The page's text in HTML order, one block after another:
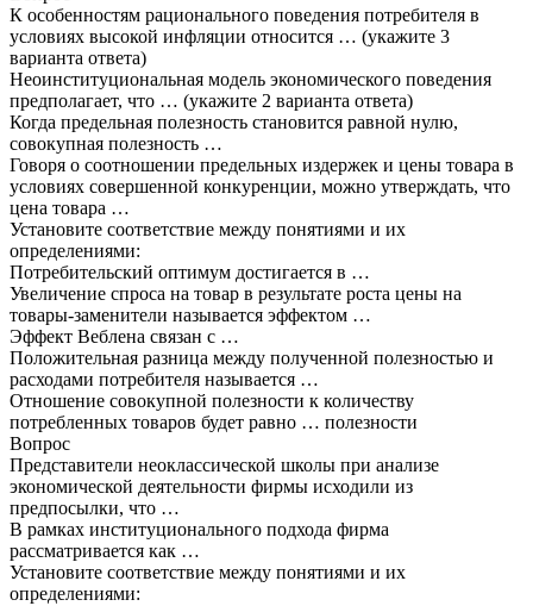
К особенностям рационального поведения потребителя в
условиях высокой инфляции относится … (укажите 3
варианта ответа)
Неоинституциональная модель экономического поведения
предполагает, что … (укажите 2 варианта ответа)
Когда предельная полезность становится равной нулю,
совокупная полезность …
Говоря о соотношении предельных издержек и цены товара в
условиях совершенной конкуренции, можно утверждать, что
цена товара …
Установите соответствие между понятиями и их
определениями:
Потребительский оптимум достигается в …
Увеличение спроса на товар в результате роста цены на
товары-заменители называется эффектом …
Эффект Веблена связан с …
Положительная разница между полученной полезностью и
расходами потребителя называется …
Отношение совокупной полезности к количеству
потребленных товаров будет равно … полезности
Вопрос
Представители неоклассической школы при анализе
экономической деятельности фирмы исходили из
предпосылки, что …
В рамках институционального подхода фирма
рассматривается как …
Установите соответствие между понятиями и их
определениями: